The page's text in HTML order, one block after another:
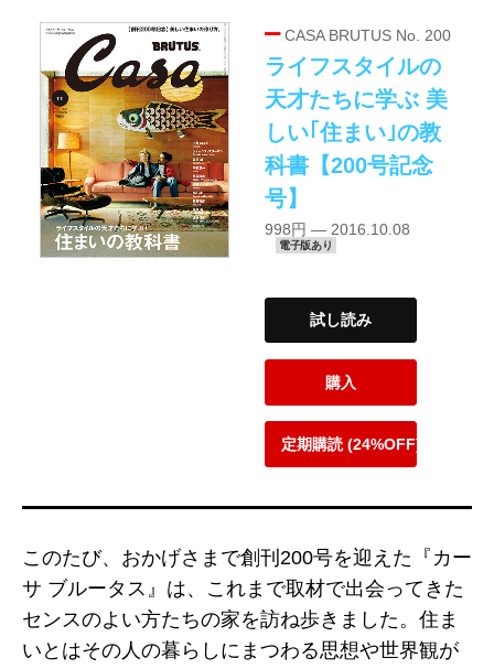
CASA BRUTUS No. 200
ライフスタイルの
天才たちに学ぶ 美
しい｢住まい｣の教
科書【200号記念
号】
998円 — 2016.10.08
電子版あり
試し読み
購入
定期購読 (24%OFF)
このたび、おかげさまで創刊200号を迎えた『カー
サ ブルータス』は、これまで取材で出会ってきた
センスのよい方たちの家を訪ね歩きました。住ま
いとはその人の暮らしにまつわる思想や世界観が